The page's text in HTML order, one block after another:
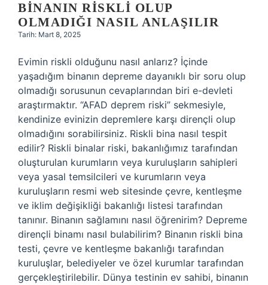
BINANIN RISKLI OLUP
OLMADIĞI NASIL ANLAŞILIR
Tarih: Mart 8, 2025
Evimin riskli olduğunu nasıl anlarız? İçinde
yaşadığım binanın depreme dayanıklı bir soru olup
olmadığı sorusunun cevaplarından biri e-devleti
araştırmaktır. “AFAD deprem riski” sekmesiyle,
kendinize evinizin depremlere karşı dirençli olup
olmadığını sorabilirsiniz. Riskli bina nasıl tespit
edilir? Riskli binalar riski, bakanlığımız tarafından
oluşturulan kurumların veya kuruluşların sahipleri
veya yasal temsilcileri ve kurumların veya
kuruluşların resmi web sitesinde çevre, kentleşme
ve iklim değişikliği bakanlığı listesi tarafından
tanınır. Binanın sağlamını nasıl öğrenirim? Depreme
dirençli binamı nasıl bulabilirim? Binanın riskli bina
testi, çevre ve kentleşme bakanlığı tarafından
kuruluşlar, belediyeler ve özel kurumlar tarafından
gerçekleştirilebilir. Dünya testinin ev sahibi, binanın